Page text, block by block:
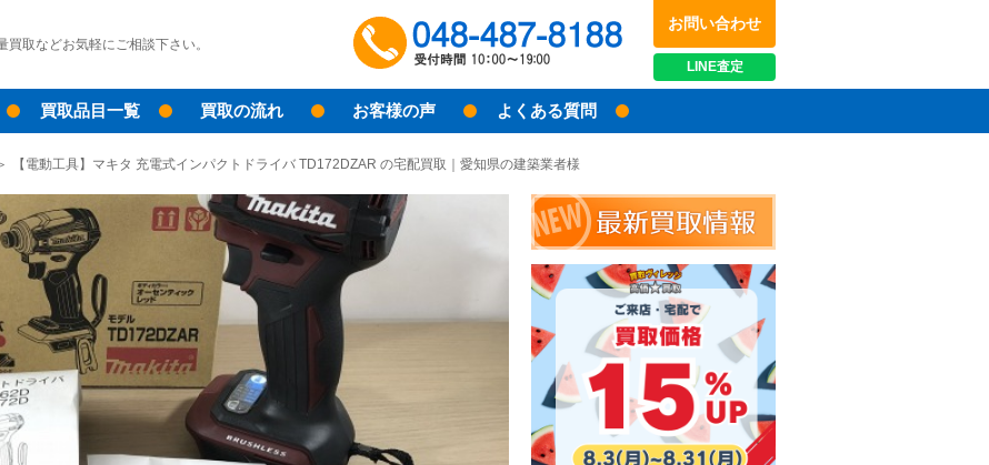
買取などお気軽にご相談下さい。
LINE査定
048-487-8188受付時間：10:00～18:00
お問い合わせ
買取品目一覧 買取の流れ お客様の声 よくある質問
【電動工具】マキタ 充電式インパクトドライバ TD172DZAR の宅配買取｜愛知県の建築業者様